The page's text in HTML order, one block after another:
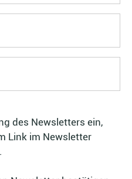
des Newsletters ein,
Link im Newsletter